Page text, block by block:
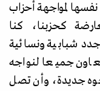
لمواجهة أحزاب
كحزبنا، كنا
شبابية ونسائية
جميعا لنواجه
جديدة، وأن تصل